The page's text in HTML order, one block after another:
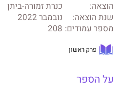
הוצאה:
כנרת זמורה-ביתן
שנת הוצאה:
נובמבר 2022
מספר עמודים: 208
פרק ראשון
על הספר